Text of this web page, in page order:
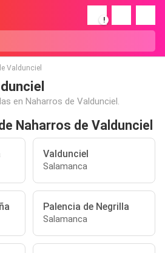
!
Valdunciel
en Naharros de Valdunciel.
Naharros de Valdunciel
Valdunciel
Salamanca
Palencia de Negrilla
Salamanca